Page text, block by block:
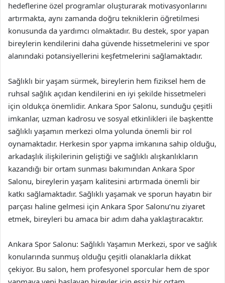
hedeflerine özel programlar oluşturarak motivasyonlarını
artırmakta, aynı zamanda doğru tekniklerin öğretilmesi
konusunda da yardımcı olmaktadır. Bu destek, spor yapan
bireylerin kendilerini daha güvende hissetmelerini ve spor
alanındaki potansiyellerini keşfetmelerini sağlamaktadır.
Sağlıklı bir yaşam sürmek, bireylerin hem fiziksel hem de
ruhsal sağlık açıdan kendilerini en iyi şekilde hissetmeleri
için oldukça önemlidir. Ankara Spor Salonu, sunduğu çeşitli
imkanlar, uzman kadrosu ve sosyal etkinlikleri ile başkentte
sağlıklı yaşamın merkezi olma yolunda önemli bir rol
oynamaktadır. Herkesin spor yapma imkanına sahip olduğu,
arkadaşlık ilişkilerinin geliştiği ve sağlıklı alışkanlıkların
kazandığı bir ortam sunması bakımından Ankara Spor
Salonu, bireylerin yaşam kalitesini artırmada önemli bir
katkı sağlamaktadır. Sağlıklı yaşamak ve sporun hayatın bir
parçası haline gelmesi için Ankara Spor Salonu’nu ziyaret
etmek, bireyleri bu amaca bir adım daha yaklaştıracaktır.
Ankara Spor Salonu: Sağlıklı Yaşamın Merkezi, spor ve sağlık
konularında sunmuş olduğu çeşitli olanaklarla dikkat
çekiyor. Bu salon, hem profesyonel sporcular hem de spor